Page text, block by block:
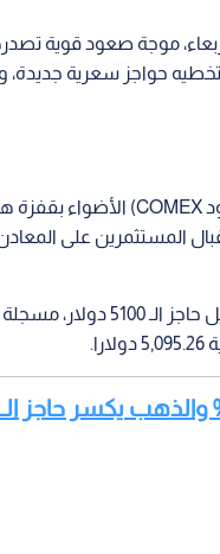
موجة صعود قوية
حواجز سعرية جديدة،
قوية على إقبال المستثمرين